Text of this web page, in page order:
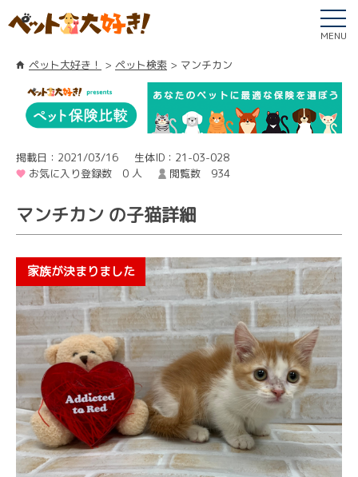
MENU
ペット大好き！ ペット検索 マンチカン
掲載日：2021/03/16
生体ID：21-03-028
お気に入り登録数 0 人
閲覧数 934
マンチカン の子猫詳細